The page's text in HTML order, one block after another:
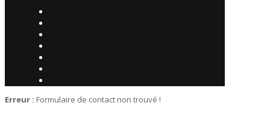
Erreur : Formulaire de contact non trouvé !